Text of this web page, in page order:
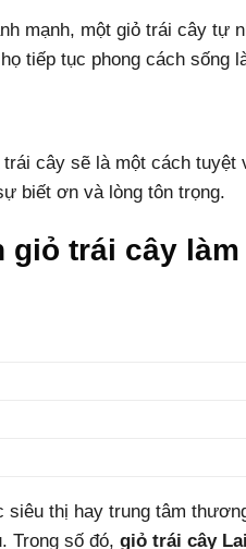
mạnh, một giỏ trái cây tự
tiếp tục phong cách sống
cây sẽ là một cách tuyệt
biết ơn và lòng tôn trọng.
giỏ trái cây làm
thị hay trung tâm
Trong số đó, giỏ trái cây